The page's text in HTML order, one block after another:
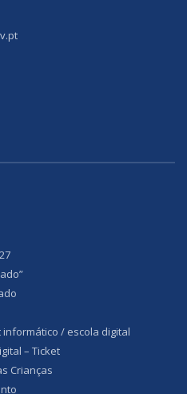
/ escola digital
– Ticket
Crianças